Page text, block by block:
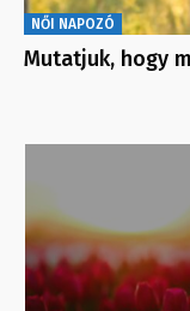
NŐI NAPOZÓ
Mutatjuk, hogy